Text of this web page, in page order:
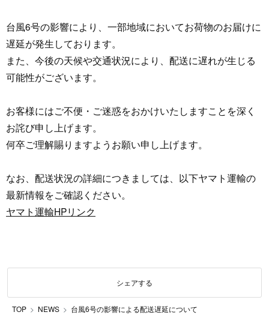
台風6号の影響により、一部地域においてお荷物のお届けに
遅延が発生しております。
また、今後の天候や交通状況により、配送に遅れが生じる
可能性がございます。
お客様にはご不便・ご迷惑をおかけいたしますことを深く
お詫び申し上げます。
何卒ご理解賜りますようお願い申し上げます。
なお、配送状況の詳細につきましては、以下ヤマト運輸の
最新情報をご確認ください。
ヤマト運輸HPリンク
シェアする
TOP NEWS 台風6号の影響による配送遅延について